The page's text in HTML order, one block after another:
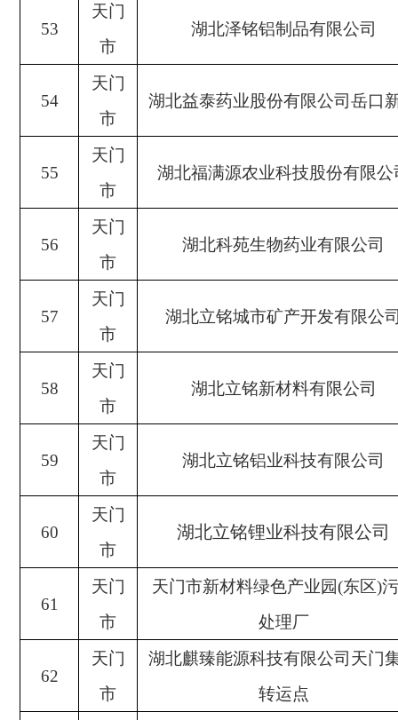
53
天门
市
湖北泽铭铝制品有限公司
54
天门
市
湖北益泰药业股份有限公司岳口
55
天门
市
湖北福满源农业科技股份有限公
56
天门
市
湖北科苑生物药业有限公司
57
天门
市
湖北立铭城市矿产开发有限公
58
天门
市
湖北立铭新材料有限公司
59
天门
市
湖北立铭铝业科技有限公司
60
天门
市
湖北立铭锂业科技有限公司
61
天门
市
天门市新材料绿色产业园(东区)
处理厂
62
天门
市
湖北麒臻能源科技有限公司天门
转运点